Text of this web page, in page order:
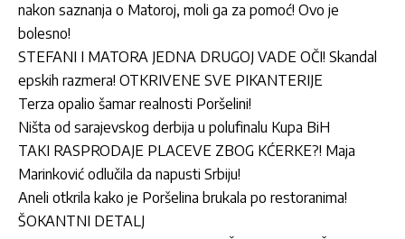
nakon saznanja o Matoroj, moli ga za pomoć! Ovo je
bolesno!
STEFANI I MATORA JEDNA DRUGOJ VADE OČI! Skandal
epskih razmera! OTKRIVENE SVE PIKANTERIJE
Terza opalio šamar realnosti Poršelini!
Ništa od sarajevskog derbija u polufinalu Kupa BiH
TAKI RASPRODAJE PLACEVE ZBOG KĆERKE?! Maja
Marinković odlučila da napusti Srbiju!
Aneli otkrila kako je Poršelina brukala po restoranima!
ŠOKANTNI DETALJ